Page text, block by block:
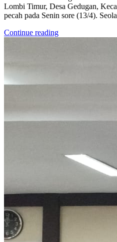
Lombi Timur, Desa Gedugan,
pecah pada Senin sore (13/4).
Continue reading